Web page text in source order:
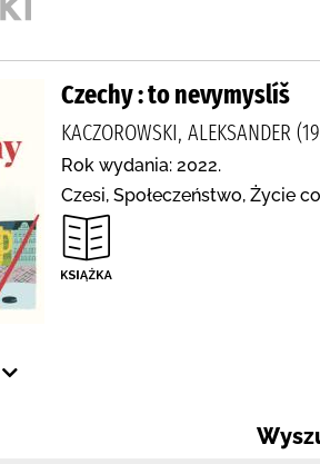
Czechy : to nevymyslíš
KACZOROWSKI, ALEKSANDER
Rok wydania: 2022.
Czesi, Społeczeństwo, Życie